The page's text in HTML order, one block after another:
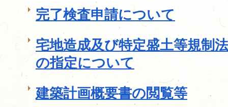
完了検査申請について
宅地造成及び特定盛土等規制
の指定について
建築計画概要書の閲覧等